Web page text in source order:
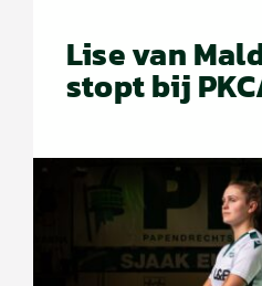
Lise van
stopt bij